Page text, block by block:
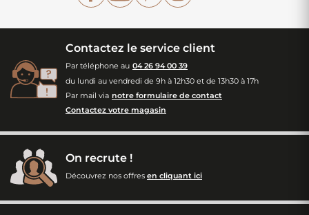
Contactez le service client
Par téléphone au 04 26 94 00 39
du lundi au vendredi de 9h à 12h30 et de 13h30 à 17h
Par mail via notre formulaire de contact
Contactez votre magasin
On recrute !
Découvrez nos offres en cliquant ici